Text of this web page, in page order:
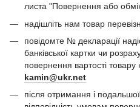
листа "Повернення або
надішліть нам товар
повідомте № декларації
банківської картки чи
повернення вартості
kamin@ukr.net
після отримання і